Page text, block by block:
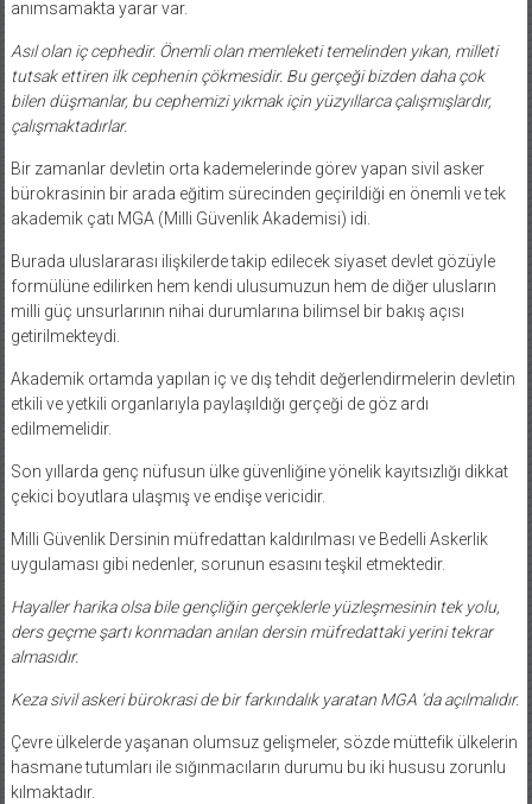
anımsamakta yarar var.
Asıl olan iç cephedir. Önemli olan memleketi temelinden yıkan, milleti
tutsak ettiren ilk cephenin çökmesidir. Bu gerçeği bizden daha çok
bilen düşmanlar, bu cephemizi yıkmak için yüzyıllarca çalışmışlardır,
çalışmaktadırlar.
Bir zamanlar devletin orta kademelerinde görev yapan sivil asker
bürokrasinin bir arada eğitim sürecinden geçirildiği en önemli ve tek
akademik çatı MGA (Milli Güvenlik Akademisi) idi.
Burada uluslararası ilişkilerde takip edilecek siyaset devlet gözüyle
formülüne edilirken hem kendi ulusumuzun hem de diğer ulusların
milli güç unsurlarının nihai durumlarına bilimsel bir bakış açısı
getirilmekteydi.
Akademik ortamda yapılan iç ve dış tehdit değerlendirmelerin devletin
etkili ve yetkili organlarıyla paylaşıldığı gerçeği de göz ardı
edilmemelidir.
Son yıllarda genç nüfusun ülke güvenliğine yönelik kayıtsızlığı dikkat
çekici boyutlara ulaşmış ve endişe vericidir.
Milli Güvenlik Dersinin müfredattan kaldırılması ve Bedelli Askerlik
uygulaması gibi nedenler, sorunun esasını teşkil etmektedir.
Hayaller harika olsa bile gençliğin gerçeklerle yüzleşmesinin tek yolu,
ders geçme şartı konmadan anılan dersin müfredattaki yerini tekrar
almasıdır.
Keza sivil askeri bürokrasi de bir farkındalık yaratan MGA ’da açılmalıdır.
Çevre ülkelerde yaşanan olumsuz gelişmeler, sözde müttefik ülkelerin
hasmane tutumları ile sığınmacıların durumu bu iki hususu zorunlu
kılmaktadır.